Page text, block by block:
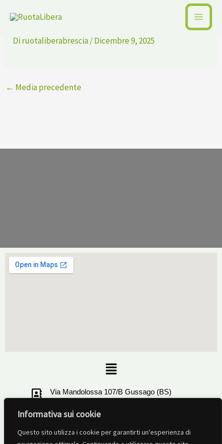
Informativa sui cookie
Questo sito utilizza i cookie per garantirti un'esperienza di
201 02 00150_8715019400438_2
Diruotaliberabrescia/Dicembre 9, 2025
← Media precedente
Menu
Via Mandolossa 107/B Gussago (BS)
+39 030321506
info@ruotalibera-brescia.com